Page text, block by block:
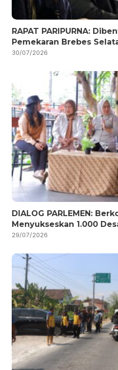
RAPAT PARIPURNA:
Pemekaran Brebes
30/07/2026
DIALOG PARLEMEN:
Menyukseskan 1.000
29/07/2026